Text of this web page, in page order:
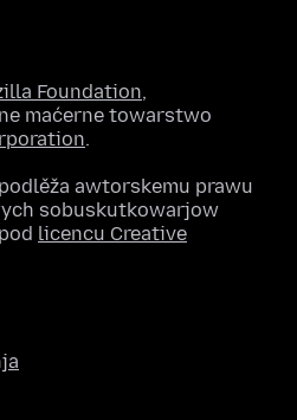
Foundation,
maćerne towarstwo
.
awtorskemu prawu
sobuskutkowarjow
licencu Creative